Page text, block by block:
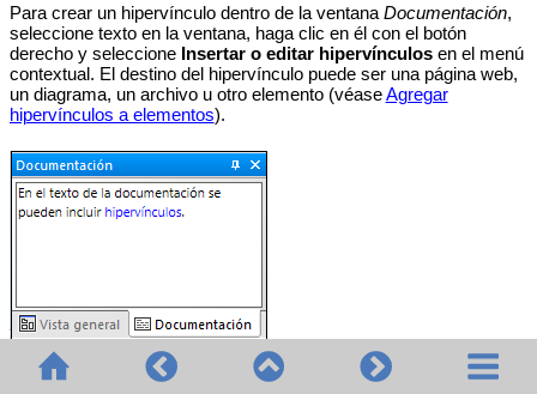
Para crear un hipervínculo dentro de la ventana Documentación,
seleccione texto en la ventana, haga clic en él con el botón
derecho y seleccione Insertar o editar hipervínculosen el menú
contextual. El destino del hipervínculo puede ser una página web,
un diagrama, un archivo u otro elemento (véaseAgregar
hipervínculos a elementos).
Panel Documentación